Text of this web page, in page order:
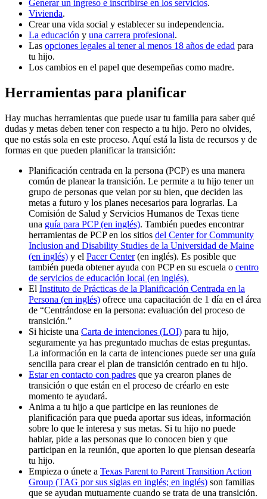
Generar un ingreso e inscribirse en los servicios.
Vivienda.
Crear una vida social y establecer su independencia.
La educación y una carrera profesional.
Las opciones legales al tener al menos 18 años de edad para
tu hijo.
Los cambios en el papel que desempeñas como madre.
Herramientas para planificar
Hay muchas herramientas que puede usar tu familia para saber qué
dudas y metas deben tener con respecto a tu hijo. Pero no olvides,
que no estás sola en este proceso. Aquí está la lista de recursos y de
formas en que pueden planificar la transición:
Planificación centrada en la persona (PCP) es una manera
común de planear la transición. Le permite a tu hijo tener un
grupo de personas que velan por su bien, que deciden las
metas a futuro y los planes necesarios para lograrlas. La
Comisión de Salud y Servicios Humanos de Texas tiene
una guía para PCP (en inglés). También puedes encontrar
herramientas de PCP en los sitios del Center for Community
Inclusion and Disability Studies de la Universidad de Maine
(en inglés) y el Pacer Center(en inglés). Es posible que
también pueda obtener ayuda con PCP en su escuela o centro
de servicios de educación local (en inglés).
El Instituto de Prácticas de la Planificación Centrada en la
Persona (en inglés) ofrece una capacitación de 1 día en el área
de “Centrándose en la persona: evaluación del proceso de
transición.”
Si hiciste una Carta de intenciones (LOI) para tu hijo,
seguramente ya has preguntado muchas de estas preguntas.
La información en la carta de intenciones puede ser una guía
sencilla para crear el plan de transición centrado en tu hijo.
Estar en contacto con padres que ya crearon planes de
transición o que están en el proceso de créarlo en este
momento te ayudará.
Anima a tu hijo a que participe en las reuniones de
planificación para que pueda aportar sus ideas, información
sobre lo que le interesa y sus metas. Si tu hijo no puede
hablar, pide a las personas que lo conocen bien y que
participan en la reunión, que aporten lo que piensan desearía
tu hijo.
Empieza o únete a Texas Parent to Parent Transition Action
Group (TAG por sus siglas en inglés; en inglés) son familias
que se ayudan mutuamente cuando se trata de una transición.